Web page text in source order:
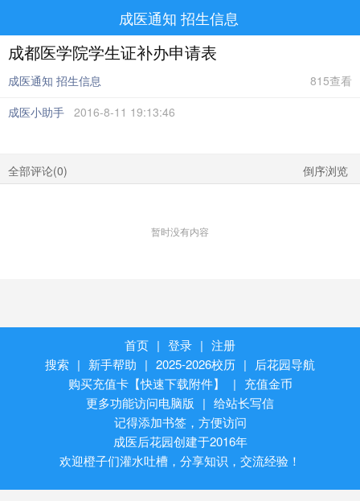
成医通知 招生信息
成都医学院学生证补办申请表
成医通知 招生信息
815查看
成医小助手 2016-8-11 19:13:46
全部评论(0) 倒序浏览
暂时没有内容
首页 | 登录 | 注册
搜索 | 新手帮助 | 2025-2026校历 |
后花园导航
购买充值卡【快速下载附件】
| 充值金币
更多功能访问电脑版 | 给站长写信
记得添加书签，方便访问
成医后花园创建于2016年
欢迎橙子们灌水吐槽，分享知识，交流经验！